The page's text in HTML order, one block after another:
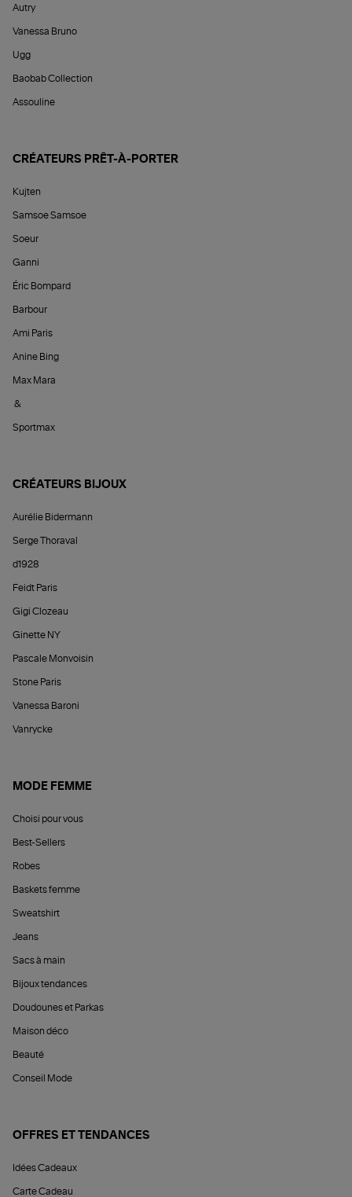
Autry
Vanessa Bruno
Ugg
Baobab Collection
Assouline
CRÉATEURS PRÊT-À-PORTER
Kujten
Samsoe Samsoe
Soeur
Ganni
Éric Bompard
Barbour
Ami Paris
Anine Bing
Max Mara
&
Sportmax
CRÉATEURS BIJOUX
Aurélie Bidermann
Serge Thoraval
d1928
Feidt Paris
Gigi Clozeau
Ginette NY
Pascale Monvoisin
Stone Paris
Vanessa Baroni
Vanrycke
MODE FEMME
Choisi pour vous
Best-Sellers
Robes
Baskets femme
Sweatshirt
Jeans
Sacs à main
Bijoux tendances
Doudounes et Parkas
Maison déco
Beauté
Conseil Mode
OFFRES ET TENDANCES
Idées Cadeaux
Carte Cadeau